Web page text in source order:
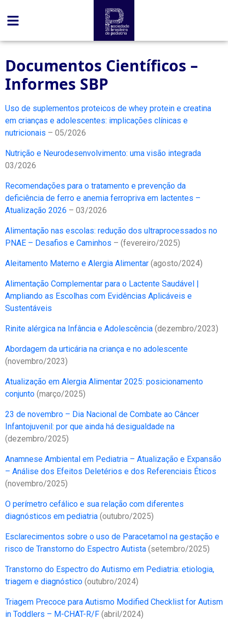
Documentos Científicos –
Informes SBP
Uso de suplementos proteicos de whey protein e creatina
em crianças e adolescentes: implicações clínicas e
nutricionais – 05/2026
Nutrição e Neurodesenvolvimento: uma visão integrada
03/2026
Recomendações para o tratamento e prevenção da
deficiência de ferro e anemia ferropriva em lactentes –
Atualização 2026 – 03/2026
Alimentação nas escolas: redução dos ultraprocessados no
PNAE – Desafios e Caminhos – (fevereiro/2025)
Aleitamento Materno e Alergia Alimentar (agosto/2024)
Alimentação Complementar para o Lactente Saudável |
Ampliando as Escolhas com Evidências Aplicáveis e
Sustentáveis
Rinite alérgica na Infância e Adolescência (dezembro/2023)
Abordagem da urticária na criança e no adolescente
(novembro/2023)
Atualização em Alergia Alimentar 2025: posicionamento
conjunto (março/2025)
23 de novembro – Dia Nacional de Combate ao Câncer
Infantojuvenil: por que ainda há desigualdade na
(dezembro/2025)
Anamnese Ambiental em Pediatria – Atualização e Expansão
– Análise dos Efeitos Deletérios e dos Referenciais Éticos
(novembro/2025)
O perímetro cefálico e sua relação com diferentes
diagnósticos em pediatria (outubro/2025)
Esclarecimentos sobre o uso de Paracetamol na gestação e
risco de Transtorno do Espectro Autista (setembro/2025)
Transtorno do Espectro do Autismo em Pediatria: etiologia,
triagem e diagnóstico (outubro/2024)
Triagem Precoce para Autismo Modified Checklist for Autism
in Toddlers – M-CHAT-R/F (abril/2024)